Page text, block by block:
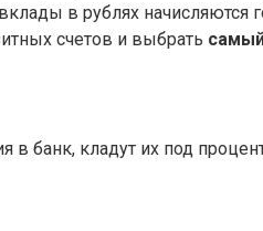
в рублях
счетов и выбрать
в банк, кладут их под